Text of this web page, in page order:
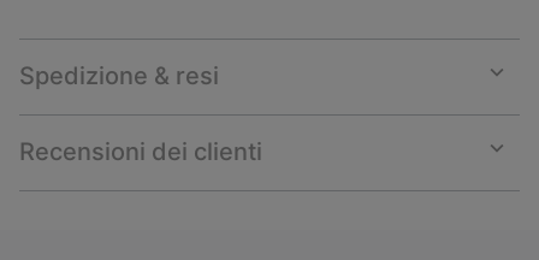
Spedizione & resi
or
Recensioni dei clienti
or